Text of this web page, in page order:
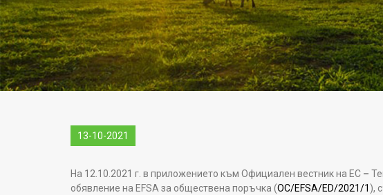
13-10-2021
На 12.10.2021 г. в приложението към Официален вестник на ЕС –
обявление на EFSA за обществена поръчка (OC/EFSA/ED/2021/1 ),